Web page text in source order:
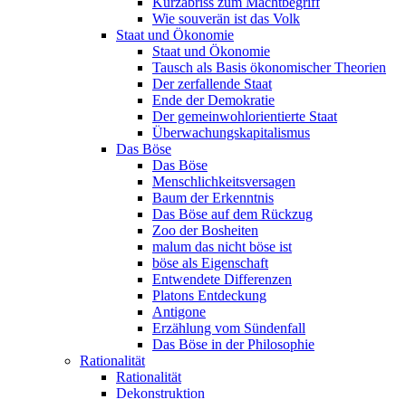
Wie souverän ist das Volk
Staat und Ökonomie
Staat und Ökonomie
Tausch als Basis ökonomischer Theorien
Der zerfallende Staat
Ende der Demokratie
Der gemeinwohlorientierte Staat
Überwachungskapitalismus
Das Böse
Das Böse
Menschlichkeitsversagen
Baum der Erkenntnis
Das Böse auf dem Rückzug
Zoo der Bosheiten
malum das nicht böse ist
böse als Eigenschaft
Entwendete Differenzen
Platons Entdeckung
Antigone
Erzählung vom Sündenfall
Das Böse in der Philosophie
Rationalität
Rationalität
Dekonstruktion